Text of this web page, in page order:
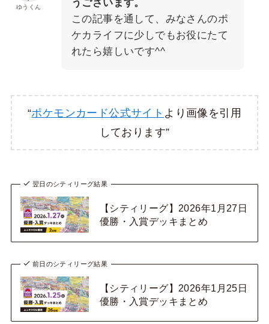
ゆうくん
うございます。
この記事を通して、みなさんのポ
ケカライフに少しでもお役にたて
れたら嬉しいです^^
“ポケモンカード公式サイト より画像を引用
しております”
翌日のシティリーグ結果
【シティリーグ】2026年1月27日
優勝・入賞デッキまとめ
前日のシティリーグ結果
【シティリーグ】2026年1月25日
優勝・入賞デッキまとめ